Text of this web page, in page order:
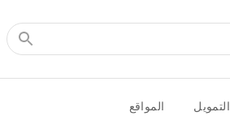
التمويل المواقع